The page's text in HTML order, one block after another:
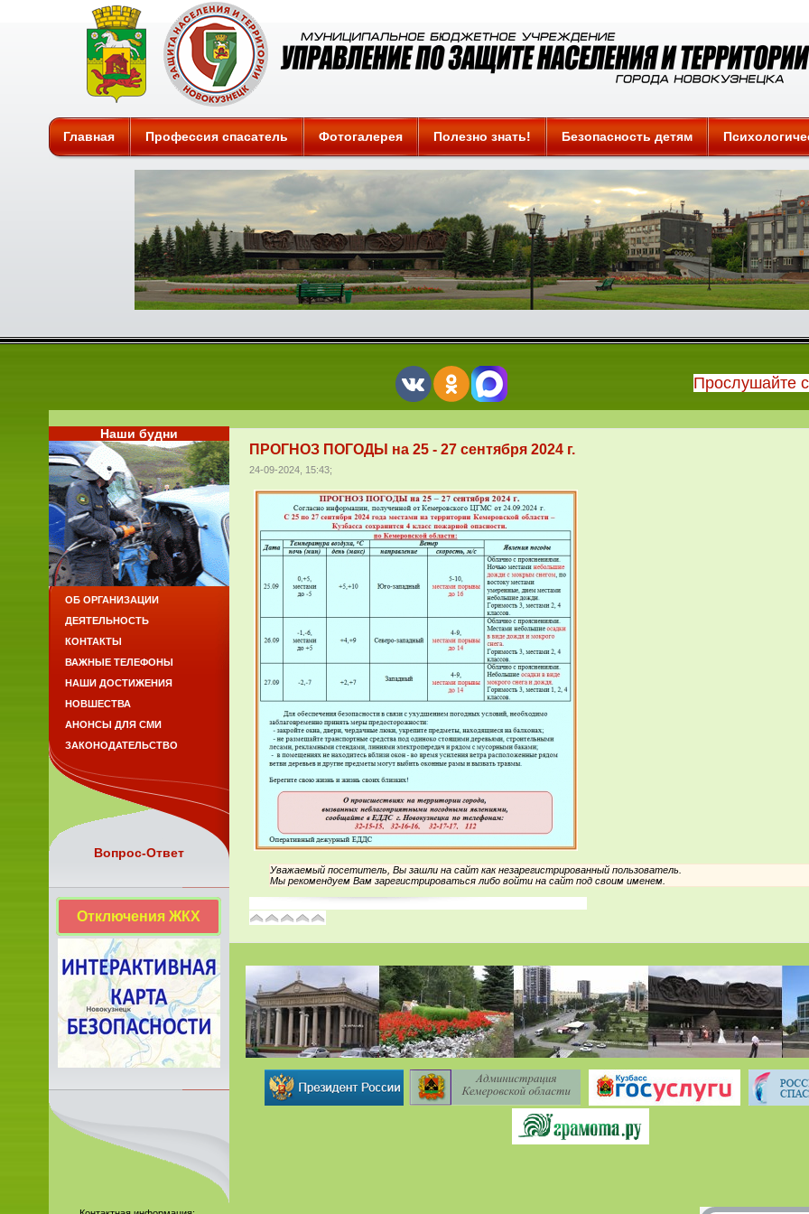
Защита
Главная Профессия спасатель Фотогалерея Полезно знать! Безопасность детям
Прослушайте
ПРОГНОЗ ПОГОДЫ на 25 - 27 сентября 2024 г.
24-09-2024, 15:43;
Уважаемый посетитель, Вы зашли на сайт как незарегистрированный пользователь.
Мы рекомендуем Вам зарегистрироваться либо войти на сайт под своим именем.
Наши будни
ОБ ОРГАНИЗАЦИИ
ДЕЯТЕЛЬНОСТЬ
КОНТАКТЫ
ВАЖНЫЕ ТЕЛЕФОНЫ
НАШИ ДОСТИЖЕНИЯ
НОВШЕСТВА
АНОНСЫ ДЛЯ СМИ
ЗАКОНОДАТЕЛЬСТВО
Вопрос-Ответ
Отключения ЖКХ